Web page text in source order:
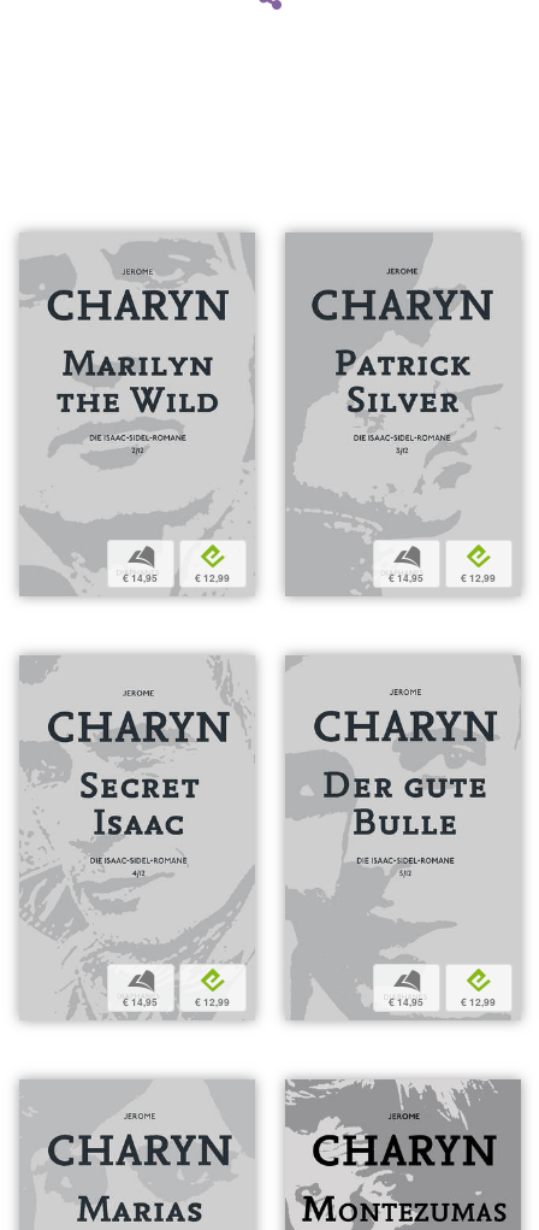
b
€ 14,95
e
€ 12,99
b
€ 14,95
e
€ 12,99
b
€ 14,95
e
€ 12,99
b
€ 14,95
e
€ 12,99